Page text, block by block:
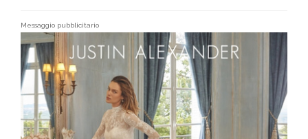
Messaggio pubblicitario